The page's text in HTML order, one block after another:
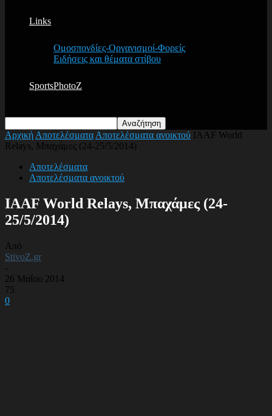
Links
Ομοσπονδίες-Οργανισμοί-Φορείς
Ειδήσεις και θέματα στίβου
SportsPhotoZ
Αρχική Αποτελέσματα Αποτελέσματα ανοικτού IAAF World
Relays, Μπαχάμες (24-25/5/2014)
Αποτελέσματα
Αποτελέσματα ανοικτού
IAAF World Relays, Μπαχάμες (24-
25/5/2014)
Από
StivoZ.gr
-
26 Μαΐου 2014
75
0